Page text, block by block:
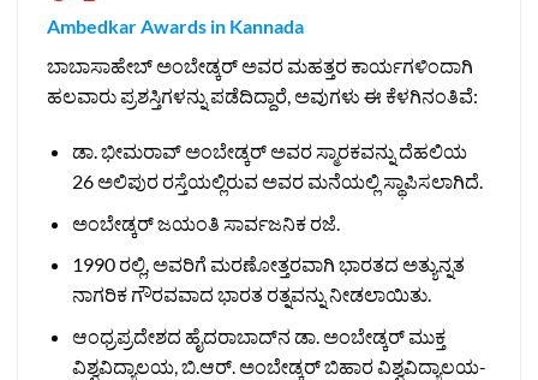
Ambedkar Awards in Kannada
ಬಾಬಾಸಾಹೇಬ್ ಅಂಬೇಡ್ಕರ್ ಅವರ ಮಹತ್ತರ ಕಾರ್ಯಗಳಿಂದಾಗಿ
ಹಲವಾರು ಪ್ರಶಸ್ತಿಗಳನ್ನು ಪಡೆದಿದ್ದಾರೆ, ಅವುಗಳು ಈ ಕೆಳಗಿನಂತಿವೆ:
ಡಾ. ಭೀಮರಾವ್ ಅಂಬೇಡ್ಕರ್ ಅವರ ಸ್ಮಾರಕವನ್ನು ದೆಹಲಿಯ
26 ಅಲಿಪುರ ರಸ್ತೆಯಲ್ಲಿರುವ ಅವರ ಮನೆಯಲ್ಲಿ ಸ್ಥಾಪಿಸಲಾಗಿದೆ.
ಅಂಬೇಡ್ಕರ್ ಜಯಂತಿ ಸಾರ್ವಜನಿಕ ರಜೆ.
1990 ರಲ್ಲಿ, ಅವರಿಗೆ ಮರಣೋತ್ತರವಾಗಿ ಭಾರತದ ಅತ್ಯುನ್ನತ
ನಾಗರಿಕ ಗೌರವವಾದ ಭಾರತ ರತ್ನವನ್ನು ನೀಡಲಾಯಿತು.
ಆಂಧ್ರಪ್ರದೇಶದ ಹೈದರಾಬಾದ್‌ನ ಡಾ. ಅಂಬೇಡ್ಕರ್ ಮುಕ್ತ
ವಿಶ್ವವಿದ್ಯಾಲಯ, ಬಿ.ಆರ್. ಅಂಬೇಡ್ಕರ್ ಬಿಹಾರ ವಿಶ್ವವಿದ್ಯಾಲಯ-